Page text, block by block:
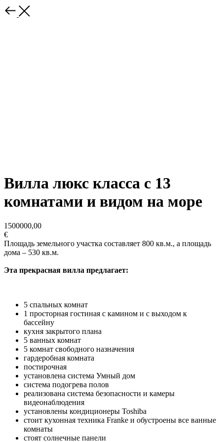
Вилла люкс класса с 13
комнатами и видом на море
1500000,00
€
Площадь земельного участка составляет 800 кв.м., а площадь
дома – 530 кв.м.
Эта прекрасная вилла предлагает:
5 спальных комнат
1 просторная гостиная с камином и с выходом к
бассейну
кухня закрытого плана
5 ванных комнат
5 комнат свободного назначения
гардеробная комната
постирочная
установлена система Умный дом
система подогрева полов
реализована система безопасности и камеры
видеонаблюдения
установлены кондиционеры Toshiba
стоит кухонная техника Franke и обустроены все ванные
комнаты
стоят солнечные панели